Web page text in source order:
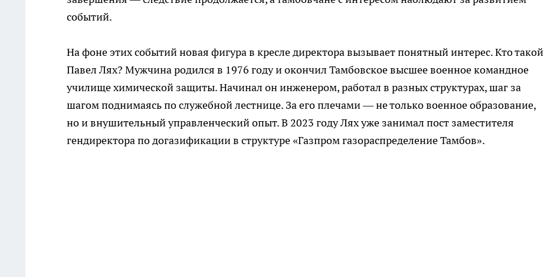
событий.
На фоне этих событий новая фигура в кресле директора вызывает понятный интерес. Кто такой
Павел Лях? Мужчина родился в 1976 году и окончил Тамбовское высшее военное командное
училище химической защиты. Начинал он инженером, работал в разных структурах, шаг за
шагом поднимаясь по служебной лестнице. За его плечами — не только военное образование,
но и внушительный управленческий опыт. В 2023 году Лях уже занимал пост заместителя
гендиректора по догазификации в структуре «Газпром газораспределение Тамбов».